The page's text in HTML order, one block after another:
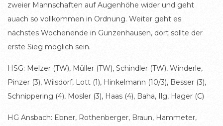
zweier Mannschaften auf Augenhöhe wider und geht
auach so vollkommen in Ordnung. Weiter geht es
nächstes Wochenende in Gunzenhausen, dort sollte der
erste Sieg möglich sein.
HSG: Melzer (TW), Müller (TW), Schindler (TW), Winderle,
Pinzer (3), Wilsdorf, Lott (1), Hinkelmann (10/3), Besser (3),
Schnippering (4), Mosler (3), Haas (4), Baha, Ilg, Hager (C)
HG Ansbach: Ebner, Rothenberger, Braun, Hammeter,